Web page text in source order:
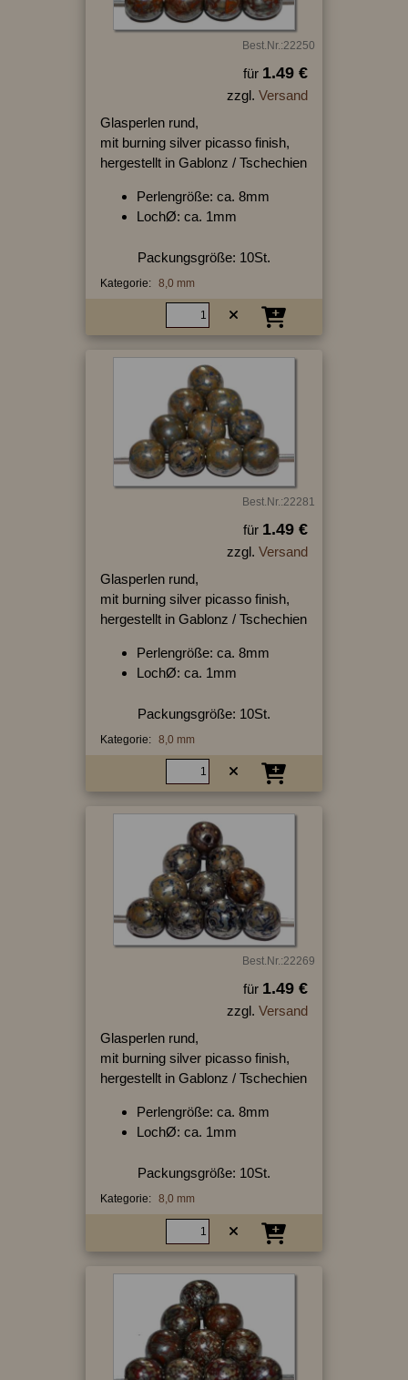
Best.Nr.:22250
für 1.49 €
zzgl. Versand
Glasperlen rund,
mit burning silver picasso finish,
hergestellt in Gablonz / Tschechien
Perlengröße: ca. 8mm
LochØ: ca. 1mm
Packungsgröße: 10St.
Kategorie: 8,0 mm
Best.Nr.:22281
für 1.49 €
zzgl. Versand
Glasperlen rund,
mit burning silver picasso finish,
hergestellt in Gablonz / Tschechien
Perlengröße: ca. 8mm
LochØ: ca. 1mm
Packungsgröße: 10St.
Kategorie: 8,0 mm
Best.Nr.:22269
für 1.49 €
zzgl. Versand
Glasperlen rund,
mit burning silver picasso finish,
hergestellt in Gablonz / Tschechien
Perlengröße: ca. 8mm
LochØ: ca. 1mm
Packungsgröße: 10St.
Kategorie: 8,0 mm